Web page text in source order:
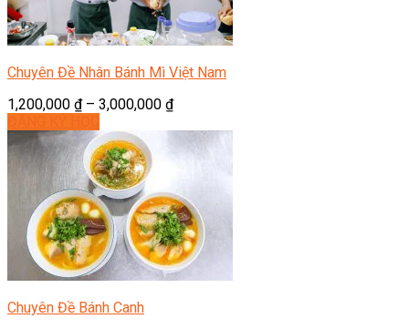
Chuyên Đề Nhân Bánh Mì Việt Nam
1,200,000 ₫– 3,000,000 ₫
Chuyên Đề Bánh Canh